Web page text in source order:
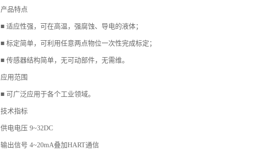
产品特点
■ 适应性强，可在高温，强腐蚀、导电的液体；
■ 标定简单，可利用任意两点物位一次性完成标定；
■ 传感器结构简单，无可动部件，无需维。
应用范围
■ 可广泛应用于各个工业领域。
技术指标
供电电压 9~32DC
输出信号 4~20mA叠加HART通信